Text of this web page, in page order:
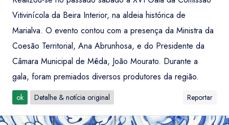
Vitivinícola da Beira Interior, na aldeia histórica de
Marialva. O evento contou com a presença da Ministra da
Coesão Territorial, Ana Abrunhosa, e do Presidente da
Câmara Municipal de Mêda, João Mourato. Durante a
gala, foram premiados diversos produtores da região.
ok Detalhe & notícia original Reportar